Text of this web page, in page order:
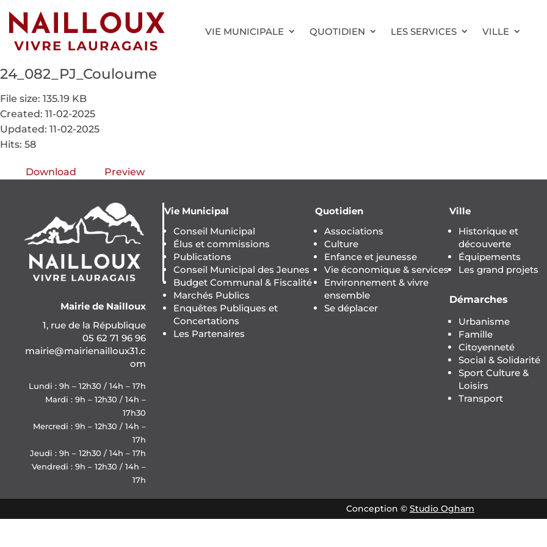
VIE MUNICIPALE QUOTIDIEN LES SERVICES VILLE
24_082_PJ_Couloume
File size: 135.19 KB
Created: 11-02-2025
Updated: 11-02-2025
Hits: 58
Download Preview
Mairie de Nailloux
1, rue de la République
05 62 71 96 96
mairie@mairienailloux31.c
om
Lundi : 9h – 12h30 / 14h – 17h
Mardi : 9h – 12h30 / 14h –
17h30
Mercredi : 9h – 12h30 / 14h –
17h
Jeudi : 9h – 12h30 / 14h – 17h
Vendredi : 9h – 12h30 / 14h –
17h
Vie Municipal
Conseil Municipal
Élus et commissions
Publications
Conseil Municipal des Jeunes
Budget Communal & Fiscalité
Marchés Publics
Enquêtes Publiques et
Concertations
Les Partenaires
Quotidien
Associations
Culture
Enfance et jeunesse
Vie économique & services
Environnement & vivre
ensemble
Se déplacer
Ville
Historique et
découverte
Équipements
Les grand projets
Démarches
Urbanisme
Famille
Citoyenneté
Social & Solidarité
Sport Culture &
Loisirs
Transport
Conception © Studio Ogham